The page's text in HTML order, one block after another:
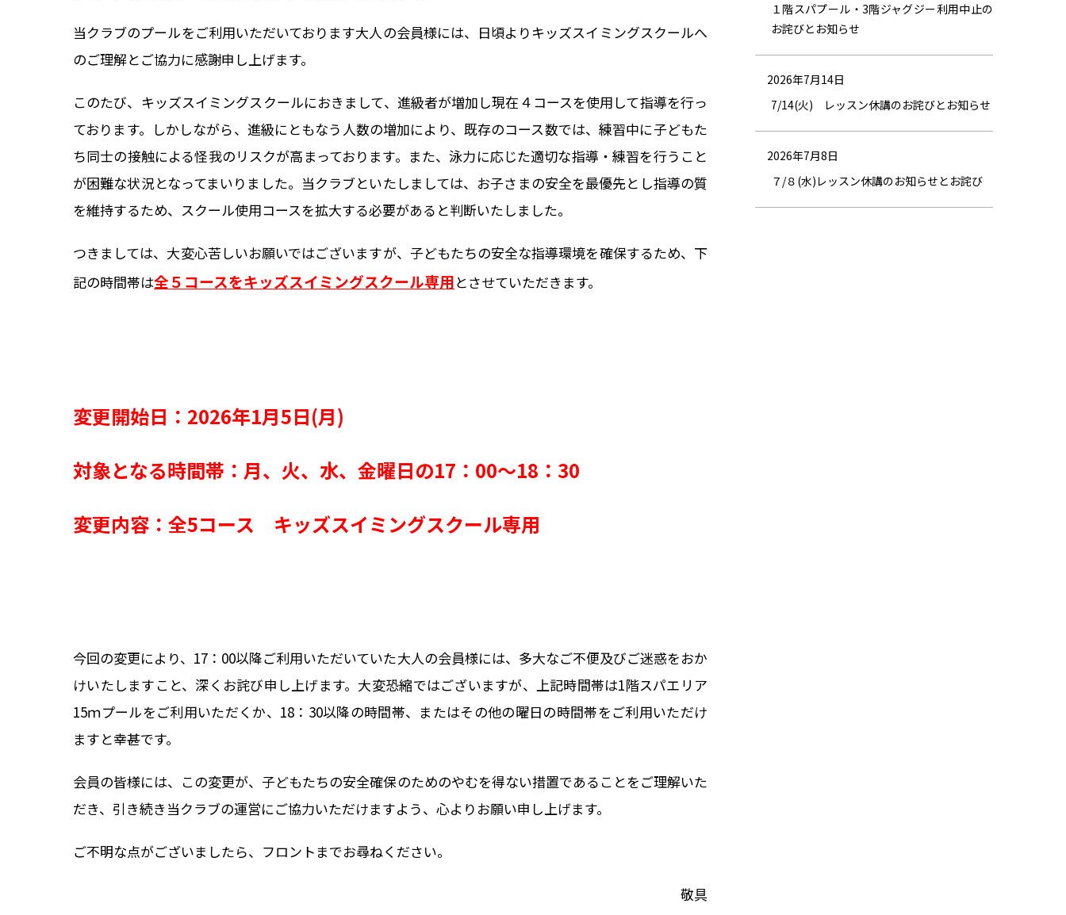
当クラブのプールをご利用いただいております大人の会員様には、日頃よりキッズスイミングスクールへ
のご理解とご協力に感謝申し上げます。
このたび、キッズスイミングスクールにおきまして、進級者が増加し現在４コースを使用して指導を行っ
ております。しかしながら、進級にともなう人数の増加により、既存のコース数では、練習中に子どもた
ち同士の接触による怪我のリスクが高まっております。また、泳力に応じた適切な指導・練習を行うこと
が困難な状況となってまいりました。当クラブといたしましては、お子さまの安全を最優先とし指導の質
を維持するため、スクール使用コースを拡大する必要があると判断いたしました。
つきましては、大変心苦しいお願いではございますが、子どもたちの安全な指導環境を確保するため、下
記の時間帯は全５コースをキッズスイミングスクール専用とさせていただきます。
変更開始日： 2026年1月5日(月)
対象となる時間帯： 月、火、水、金曜日の17：00～18：30
変更内容： 全5コース キッズスイミングスクール専用
今回の変更により、17：00以降ご利用いただいていた大人の会員様には、多大なご不便及びご迷惑をおか
けいたしますこと、深くお詫び申し上げます。大変恐縮ではございますが、上記時間帯は1階スパエリア
15ｍプールをご利用いただくか、18：30以降の時間帯、またはその他の曜日の時間帯をご利用いただけ
ますと幸甚です。
会員の皆様には、この変更が、子どもたちの安全確保のためのやむを得ない措置であることをご理解いた
だき、引き続き当クラブの運営にご協力いただけますよう、心よりお願い申し上げます。
ご不明な点がございましたら、フロントまでお尋ねください。
敬具
１階スパプール・3階ジャグジー利用中止の
お詫びとお知らせ
2026年7月14日
7/14(火) レッスン休講のお詫びとお知らせ
2026年7月8日
７/８(水)レッスン休講のお知らせとお詫び